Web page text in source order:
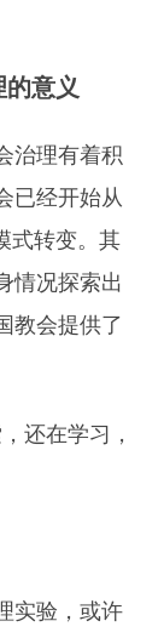
意义
治理有着积
已经开始从
式转变。其
情况探索出
教会提供了
还在学习，
实验，或许